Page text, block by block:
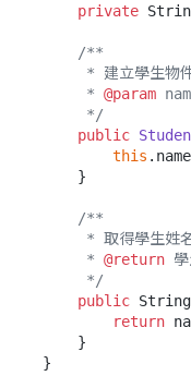
private
/**
     *
@param
     */
public
this
/**
     *
@return
     */
public String
return